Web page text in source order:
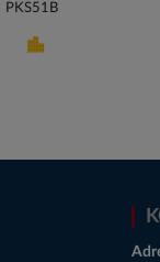
PKS51B